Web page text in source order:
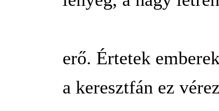
erő. Értetek
a keresztfán ez